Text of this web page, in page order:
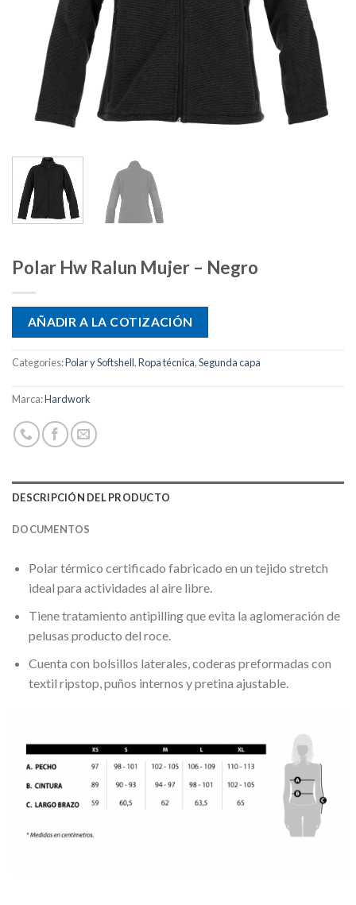
Polar Hw Ralun Mujer – Negro
AÑADIR A LA COTIZACIÓN
Categories:Polar y Softshell,Ropa técnica,Segunda capa
Marca:Hardwork
DESCRIPCIÓN DEL PRODUCTO
DOCUMENTOS
Polar térmico certificado fabricado en un tejido stretch
ideal para actividades al aire libre.
Tiene tratamiento antipilling que evita la aglomeración de
pelusas producto del roce.
Cuenta con bolsillos laterales, coderas preformadas con
textil ripstop, puños internos y pretina ajustable.